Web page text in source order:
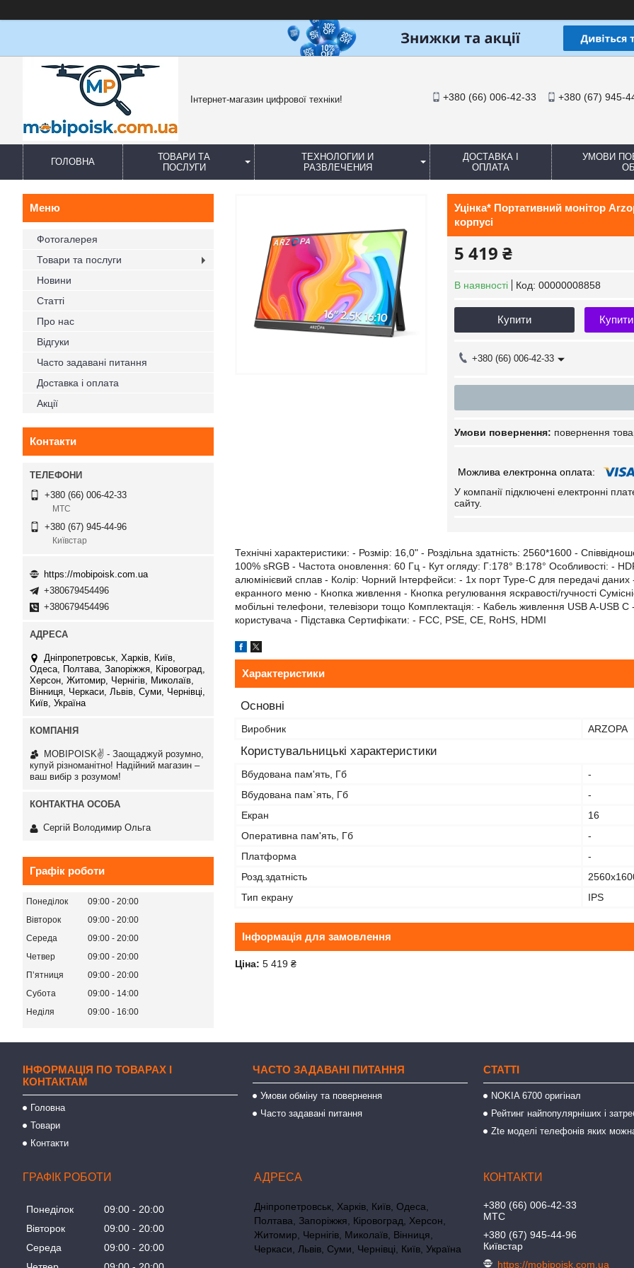
Інтернет-магазин цифрової техніки! +380 (66) 006-42-33 +380 (67) 945-
ГОЛОВНА
ТОВАРИ ТА
ПОСЛУГИ
ТЕХНОЛОГИИ И
РАЗВЛЕЧЕНИЯ
ДОСТАВКА І
ОПЛАТА
УМОВИ
Уцінка* Портативний монітор
корпусі
5 419 ₴
В наявності Код: 00000008858
Купити
+380 (66) 006-42-33
повернення
У компанії підключені електронні
сайту.
Технічні характеристики: - Розмір: 16,0" - Роздільна здатність: 2560*1600 -
100% sRGB - Частота оновлення: 60 Гц - Кут огляду: Г:178° В:178° Особливості: -
алюмінієвий сплав - Колір: Чорний Інтерфейси: - 1x порт Type-C для передачі
екранного меню - Кнопка живлення - Кнопка регулювання яскравості/гучності
мобільні телефони, телевізори тощо Комплектація: - Кабель живлення USB A-USB
користувача - Підставка Сертифікати: - FCC, PSE, CE, RoHS, HDMI
Характеристики
Основні
Виробник ARZOPA
Користувальницькі характеристики
Вбудована пам'ять, Гб
-
Вбудована пам`ять, Гб
-
Екран
16
Оперативна пам'ять, Гб
-
Платформа
-
Розд.здатність
Тип екрану
IPS
Інформація для замовлення
Ціна: 5 419 ₴
Фотогалерея
Товари та послуги
Новини
Статті
Про нас
Відгуки
Часто задавані питання
Доставка і оплата
Акції
Контакти
+380 (66) 006-42-33
МТС
+380 (67) 945-44-96
Київстар
https://mobipoisk.com.ua
+380679454496
+380679454496
Дніпропетровськ, Харків, Київ,
Одеса, Полтава, Запоріжжя, Кіровоград,
Херсон, Житомир, Чернігів, Миколаїв,
Вінниця, Черкаси, Львів, Суми, Чернівці,
Київ, Україна
MOBIPOISK✌ - Заощаджуй розумно,
купуй різноманітно! Надійний магазин –
ваш вибір з розумом!
Сергій Володимир Ольга
Графік роботи
Понеділок 09:00
20:00
Вівторок
09:00
20:00
Середа
09:00
20:00
Четвер
09:00
20:00
Пʼятниця
09:00
20:00
Субота
09:00
14:00
Неділя
09:00 16:00
ІНФОРМАЦІЯ ПО ТОВАРАХ І
КОНТАКТАМ
Головна
Товари
Контакти
ЧАСТО ЗАДАВАНІ ПИТАННЯ
Умови обміну та повернення
Часто задавані питання
СТАТТІ
NOKIA 6700 оригінал
Рейтинг найпопулярніших і
Zte моделі телефонів яких
ГРАФІК РОБОТИ
Понеділок 09:00
20:00
Вівторок
09:00
20:00
Середа
09:00
20:00
Дніпропетровськ, Харків, Київ, Одеса,
Полтава, Запоріжжя, Кіровоград, Херсон,
Житомир, Чернігів, Миколаїв, Вінниця,
Черкаси, Львів, Суми, Чернівці, Київ, Україна
+380 (66) 006-42-33
МТС
+380 (67) 945-44-96
Київстар
https://mobipoisk.com.ua